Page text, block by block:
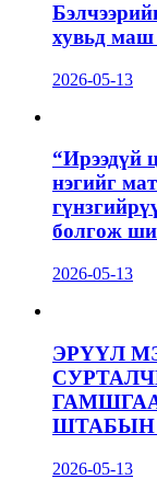
хувьд
2026-05-13
“Ирээдүй
нэгийг
болгож
2026-05-13
ЭРҮҮЛ
ШТАБЫН
2026-05-13